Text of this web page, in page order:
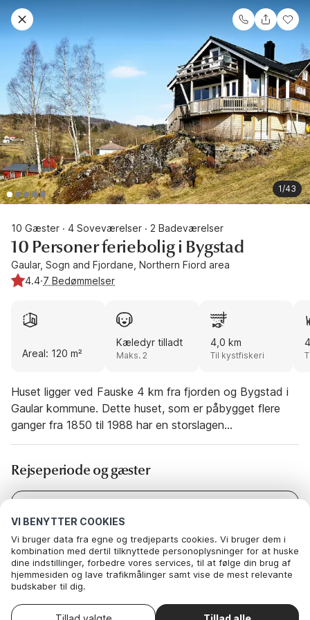
VI BENYTTER COOKIES
Vi bruger data fra egne og tredjeparts cookies. Vi bruger dem i
kombination med dertil tilknyttede personoplysninger for at huske
dine indstillinger, forbedre vores services, til at følge din brug af
hjemmesiden og lave trafikmålinger samt vise de mest relevante
budskaber til dig.
hvilke af vores valgfrie cookies du vil acceptere.
1/43
10 Gæster · 4 Soveværelser · 2 Badeværelser
10 Personer feriebolig i Bygstad
Gaular, Sogn and Fjordane, Northern Fiord area
4.4·7 Bedømmelser
Areal: 120 m²
Kæledyr tilladt
Maks. 2
4,0 km
Til kystfiskeri
Huset ligger ved Fauske 4 km fra fjorden og Bygstad i
Gaular kommune. Dette huset, som er påbygget flere
ganger fra 1850 til 1988 har en storslagen
panoramautsikt utover en dal og mot Storhesten, det
sengeplasser/oppredninger, men vi vil anbefale huset for
8 personer. Det har to verandaer med panoramautsikt
du se hjorten spasere på markene ned forbi huset og du
kan høre ørnen suse forbi. Ved Dalsfjorden i Bygstad
ligger en båt til leie, som hører til huset.
Gaularvassdraget, som renner ut i Dalsfjorden ved
Bygstad, er kjent for laksen sin, og den smale fiskerike
fjorden strekker seg til Askvoll vest ved havet. Du kan
Rejseperiode og gæster
Gæster 2 Gæster
Vælg ankomstdato